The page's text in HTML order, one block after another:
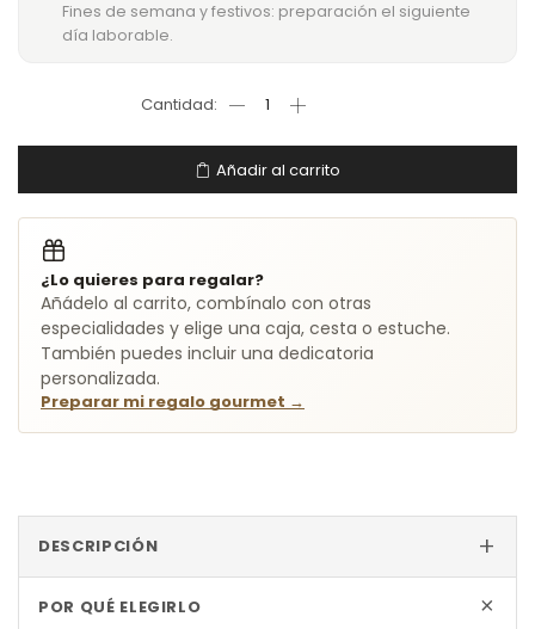
Fines de semana y festivos: preparación el siguiente
día laborable.
Añadir al carrito
¿Lo quieres para regalar?
Añádelo al carrito, combínalo con otras
especialidades y elige una caja, cesta o estuche.
También puedes incluir una dedicatoria
personalizada.
Preparar mi regalo gourmet →
DESCRIPCIÓN +
POR QUÉ ELEGIRLO +